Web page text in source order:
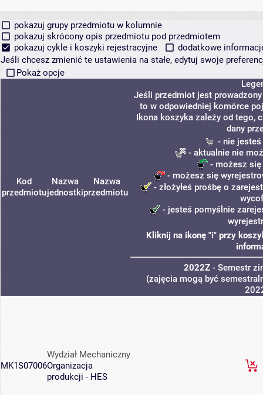
pokazuj grupy przedmiotu w kolumnie
pokazuj skrócony opis przedmiotu pod przedmiotem
pokazuj cykle i koszyki rejestracyjne
dodatkowe
Jeśli chcesz zmienić te ustawienia na stałe, edytuj swoje
Pokaż opcje
Kod
przedmiotu
Nazwa
jednostki
Nazwa
przedmiotu
Jeśli przedmiot jest
to w odpowiedniej komórce
Ikona koszyka zależy od tego,
dany
- nie
- aktualnie nie
- możesz się
- możesz się
- złożyłeś prośbę o
- jesteś pomyślnie
Kliknij na ikonę "i" przy
2022Z - Semestr
(zajęcia mogą być
MK1S07006
Wydział Mechaniczny
Organizacja
produkcji - HES